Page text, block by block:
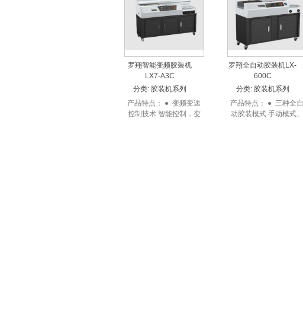
罗翔智能变频胶装机
LX7-A3C
分类: 胶装机系列
产品特点： ● 变频变速
控制技术 智能控制，变
罗翔全自动胶装机LX-
600C
分类: 胶装机系列
产品特点： ● 三种全自
动胶装模式 手动模式、